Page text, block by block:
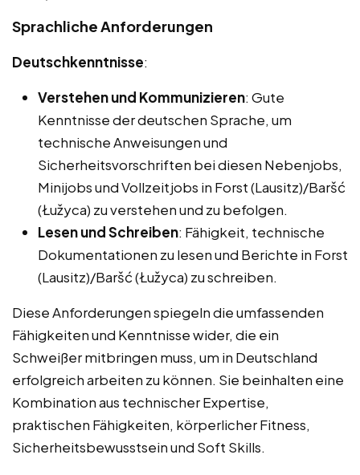
Sprachliche Anforderungen
Deutschkenntnisse:
Verstehen und Kommunizieren: Gute
Kenntnisse der deutschen Sprache, um
technische Anweisungen und
Sicherheitsvorschriften bei diesen Nebenjobs,
Minijobs und Vollzeitjobs in Forst (Lausitz)/Baršć
(Łužyca) zu verstehen und zu befolgen.
Lesen und Schreiben: Fähigkeit, technische
Dokumentationen zu lesen und Berichte in Forst
(Lausitz)/Baršć (Łužyca) zu schreiben.
Diese Anforderungen spiegeln die umfassenden
Fähigkeiten und Kenntnisse wider, die ein
Schweißer mitbringen muss, um in Deutschland
erfolgreich arbeiten zu können. Sie beinhalten eine
Kombination aus technischer Expertise,
praktischen Fähigkeiten, körperlicher Fitness,
Sicherheitsbewusstsein und Soft Skills.